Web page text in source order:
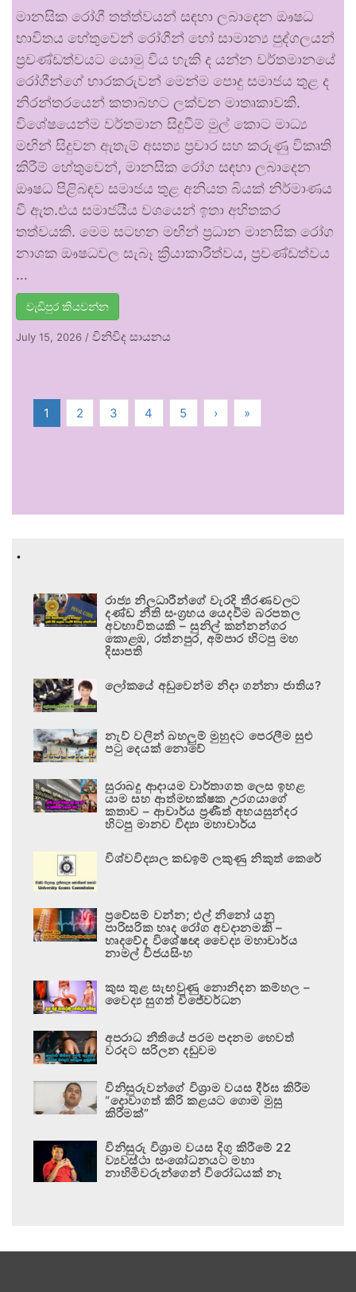
මානසික රෝගී තත්ත්වයන් සඳහා ලබාදෙන ඖෂධ
භාවිතය හේතුවෙන් රෝගීන් හෝ සාමාන්‍ය පුද්ගලයන්
ප්‍රචණ්ඩත්වයට යොමු විය හැකි ද යන්න වර්තමානයේ
රෝගීන්ගේ භාරකරුවන් මෙන්ම පොදු සමාජය තුළ ද
නිරන්තරයෙන් කතාබහට ලක්වන මාතෘකාවකි.
විශේෂයෙන්ම වර්තමාන සිදුවීම් මුල් කොට මාධ්‍ය
මඟින් සිදුවන ඇතැම් අසත්‍ය ප්‍රචාර සහ කරුණු විකෘති
කිරීම් හේතුවෙන්, මානසික රෝග සඳහා ලබාදෙන
ඖෂධ පිළිබඳව සමාජය තුළ අනියත බියක් නිර්මාණය
වී ඇත.එය සමාජයීය වශයෙන් ඉතා අහිතකර
තත්වයකි. මෙම සටහන මඟින් ප්‍රධාන මානසික රෝග
නාශක ඖෂධවල සැබෑ ක්‍රියාකාරීත්වය, ප්‍රචණ්ඩත්වය
…
වැඩිපුර කියවන්න
July 15, 2026 / විනිවිද සායනය
1 2 3 4 5 › »
.
රාජ්‍ය නිලධාරීන්ගේ වැරදි තීරණවලට
දණ්ඩ නීති සංග්‍රහය යෙදවීම බරපතල
අවභාවිතයකි – සුනිල් කන්නන්ගර
කොළඹ, රත්නපුර, අම්පාර හිටපු මහ
දිසාපති
ලෝකයේ අඩුවෙන්ම නිදා ගන්නා ජාතිය?
නැව් වලින් බහලුම් මුහුදට පෙරලීම සුළු
පටු දෙයක් නොවේ
සුරාබදු ආදායම වාර්තාගත ලෙස ඉහළ
යාම සහ ආත්මභක්ෂක උරගයාගේ
කතාව – ආචාර්ය ප්‍රණීත් අභයසුන්දර
හිටපු මානව විද්‍යා මහාචාර්ය
විශ්වවිද්‍යාල කඩඉම් ලකුණු නිකුත් කෙරේ
ප්‍රවේසම් වන්න; එල් නිනෝ යනු
පාරිසරික හෘද රෝග අවදානමකි –
හෘදවේද විශේෂඥ වෛද්‍ය මහාචාර්ය
නාමල් විජයසිංහ
කුස තුළ සැඟවුණු නොනිදන කම්හල –
වෛද්‍ය සුගත් විජේවර්ධන
අපරාධ නීතියේ පරම පදනම හෙවත්
වරදට සරිලන දඬුවම
විනිසුරුවන්ගේ විශ්‍රාම වයස දීර්ඝ කිරීම
“දොවාගත් කිරි කළයට ගොම මුසු
කිරීමක්”
විනිසුරු විශ්‍රාම වයස දිගු කිරීමේ 22
ව්‍යවස්ථා සංශෝධනයට මහා
නාහිමිවරුන්ගෙන් විරෝධයක් නෑ